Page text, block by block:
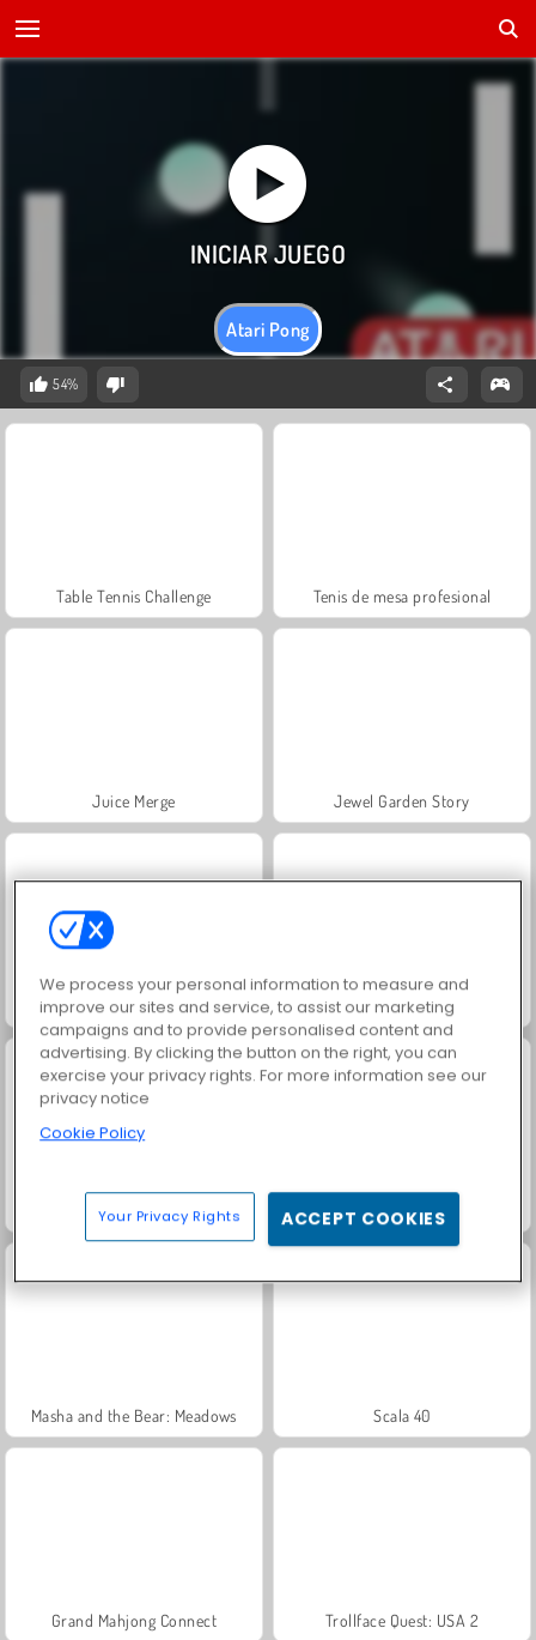
Atari Pong
54%
Table Tennis Challenge Tenis de mesa profesional
Juice Merge Jewel Garden Story
Atari Breakout Atari Centipede
Atari Missile Command Atari Asteroids
Masha and the Bear: Meadows Scala 40
Grand Mahjong Connect Trollface Quest: USA 2
We process your personal information to measure and
improve our sites and service, to assist our marketing
campaigns and to provide personalised content and
advertising. By clicking the button on the right, you can
exercise your privacy rights. For more information see our
privacy notice
Cookie Policy
Your Privacy Rights ACCEPT COOKIES